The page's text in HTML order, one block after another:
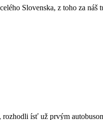
Slovenska, z toho za náš
ísť už prvým